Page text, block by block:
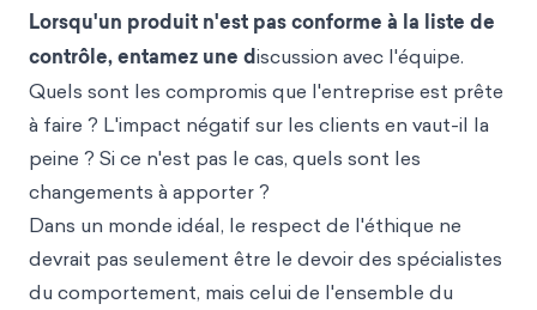
Lorsqu'un produit n'est pas conforme à la liste de
contrôle, entamez une discussion avec l'équipe.
Quels sont les compromis que l'entreprise est prête
à faire ? L'impact négatif sur les clients en vaut-il la
peine ? Si ce n'est pas le cas, quels sont les
changements à apporter ?
Dans un monde idéal, le respect de l'éthique ne
devrait pas seulement être le devoir des spécialistes
du comportement, mais celui de l'ensemble du